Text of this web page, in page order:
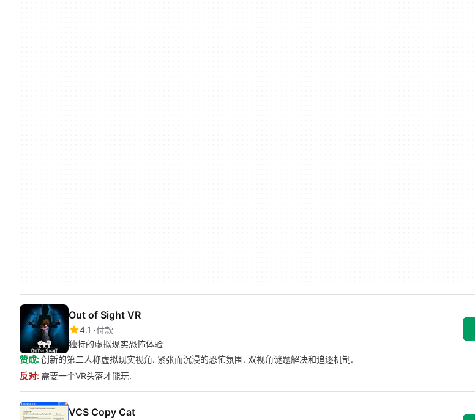
Out of Sight VR
4.1 付款
独特的虚拟现实恐怖体验
赞成: 创新的第二人称虚拟现实视角. 紧张而沉浸的恐怖氛围. 双视角谜题解决和追逐机制.
反对: 需要一个VR头盔才能玩.
VCS Copy Cat